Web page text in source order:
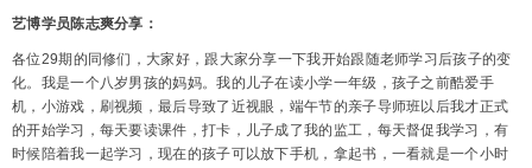
艺博学员陈志爽分享：
各位29期的同修们，大家好，跟大家分享一下我开始跟随老师学习后孩子的变
化。我是一个八岁男孩的妈妈。我的儿子在读小学一年级，孩子之前酷爱手
机，小游戏，刷视频，最后导致了近视眼，端午节的亲子导师班以后我才正式
的开始学习，每天要读课件，打卡，儿子成了我的监工，每天督促我学习，有
时候陪着我一起学习，现在的孩子可以放下手机，拿起书，一看就是一个小时